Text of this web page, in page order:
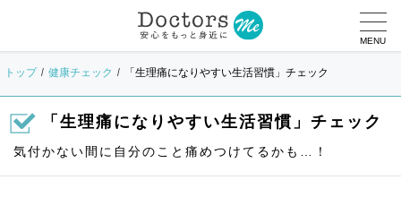
MENU
トップ 健康チェック 「生理痛になりやすい生活習慣」チェック
「生理痛になりやすい生活習慣」チェック
気付かない間に自分のこと痛めつけてるかも…！